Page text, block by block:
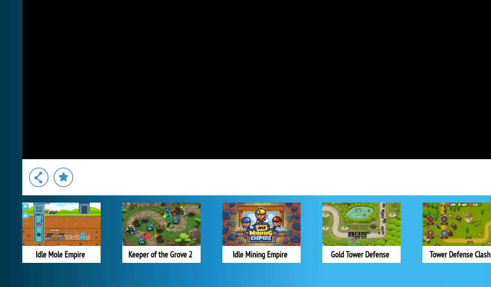
Idle Mole Empire Keeper of the Grove 2 Idle Mining Empire Gold Tower Defense Tower Defense Clash